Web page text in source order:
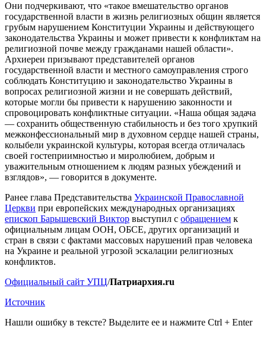
Они подчеркивают, что «такое вмешательство органов
государственной власти в жизнь религиозных общин является
грубым нарушением Конституции Украины и действующего
законодательства Украины и может привести к конфликтам на
религиозной почве между гражданами нашей области».
Архиереи призывают представителей органов
государственной власти и местного самоуправления строго
соблюдать Конституцию и законодательство Украины в
вопросах религиозной жизни и не совершать действий,
которые могли бы привести к нарушению законности и
спровоцировать конфликтные ситуации. «Наша общая задача
— сохранить общественную стабильность и без того хрупкий
межконфессиональный мир в духовном сердце нашей страны,
колыбели украинской культуры, которая всегда отличалась
своей гостеприимностью и миролюбием, добрым и
уважительным отношением к людям разных убеждений и
взглядов», — говорится в документе.
Ранее глава Представительства Украинской Православной
Церкви при европейских международных организациях
епископ Барышевский Виктор выступил с обращением к
официальным лицам ООН, ОБСЕ, других организаций и
стран в связи с фактами массовых нарушений прав человека
на Украине и реальной угрозой эскалации религиозных
конфликтов.
Официальный сайт УПЦ/Патриархия.ru
Источник
Нашли ошибку в тексте? Выделите ее и нажмите Ctrl + Enter